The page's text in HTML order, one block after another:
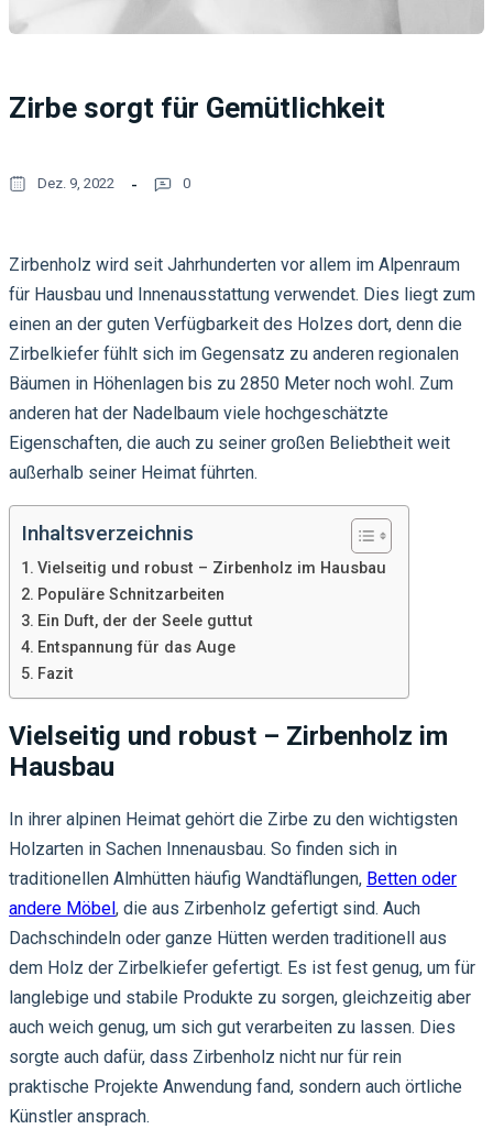
Zirbe sorgt für Gemütlichkeit
Dez. 9, 2022 0
Zirbenholz wird seit Jahrhunderten vor allem im Alpenraum
für Hausbau und Innenausstattung verwendet. Dies liegt zum
einen an der guten Verfügbarkeit des Holzes dort, denn die
Zirbelkiefer fühlt sich im Gegensatz zu anderen regionalen
Bäumen in Höhenlagen bis zu 2850 Meter noch wohl. Zum
anderen hat der Nadelbaum viele hochgeschätzte
Eigenschaften, die auch zu seiner großen Beliebtheit weit
außerhalb seiner Heimat führten.
Inhaltsverzeichnis
Vielseitig und robust – Zirbenholz im Hausbau
Populäre Schnitzarbeiten
Ein Duft, der der Seele guttut
Entspannung für das Auge
Fazit
Vielseitig und robust – Zirbenholz im
Hausbau
In ihrer alpinen Heimat gehört die Zirbe zu den wichtigsten
Holzarten in Sachen Innenausbau. So finden sich in
traditionellen Almhütten häufig Wandtäflungen, Betten oder
andere Möbel, die aus Zirbenholz gefertigt sind. Auch
Dachschindeln oder ganze Hütten werden traditionell aus
dem Holz der Zirbelkiefer gefertigt. Es ist fest genug, um für
langlebige und stabile Produkte zu sorgen, gleichzeitig aber
auch weich genug, um sich gut verarbeiten zu lassen. Dies
sorgte auch dafür, dass Zirbenholz nicht nur für rein
praktische Projekte Anwendung fand, sondern auch örtliche
Künstler ansprach.